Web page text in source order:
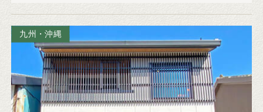
九州・沖縄